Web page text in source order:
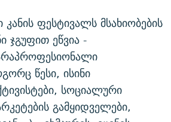
ფესტივალს მსახიობების
ჯგუფით ეწვია -
წესი, ისინი
სოციალური
გამყიდველები,